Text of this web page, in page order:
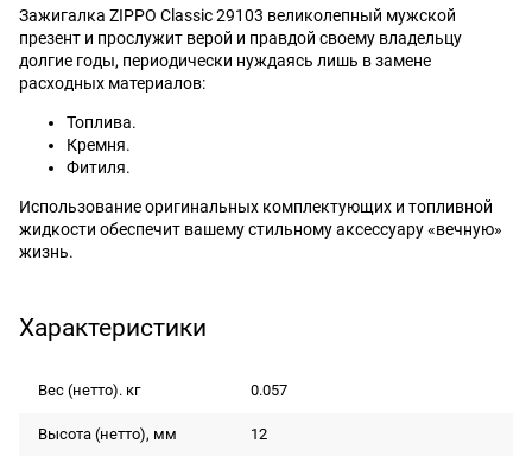
Зажигалка ZIPPO Classic 29103 великолепный мужской
презент и прослужит верой и правдой своему владельцу
долгие годы, периодически нуждаясь лишь в замене
расходных материалов:
Топлива.
Кремня.
Фитиля.
Использование оригинальных комплектующих и топливной
жидкости обеспечит вашему стильному аксессуару «вечную»
жизнь.
Характеристики
Вес (нетто). кг 0.057
Высота (нетто), мм 12